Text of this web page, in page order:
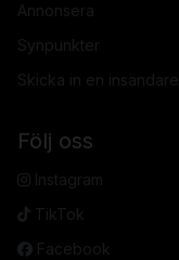
Annonsera
Synpunkter
Skicka in en insändare
Följ oss
Instagram
TikTok
Facebook